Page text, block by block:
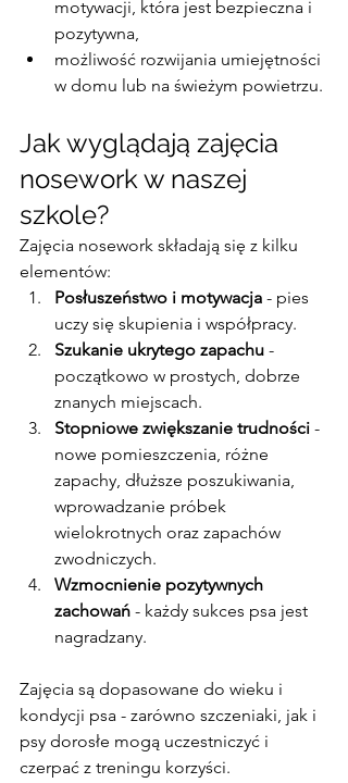
motywacji, która jest bezpieczna i
pozytywna,
możliwość rozwijania umiejętności
w domu lub na świeżym powietrzu.
Jak wyglądają zajęcia
nosework w naszej
szkole?
Zajęcia nosework składają się z kilku
elementów:
Posłuszeństwo i motywacja - pies
uczy się skupienia i współpracy.
Szukanie ukrytego zapachu -
początkowo w prostych, dobrze
znanych miejscach.
Stopniowe zwiększanie trudności -
nowe pomieszczenia, różne
zapachy, dłuższe poszukiwania,
wprowadzanie próbek
wielokrotnych oraz zapachów
zwodniczych.
Wzmocnienie pozytywnych
zachowań - każdy sukces psa jest
nagradzany.
Zajęcia są dopasowane do wieku i
kondycji psa - zarówno szczeniaki, jak i
psy dorosłe mogą uczestniczyć i
czerpać z treningu korzyści.